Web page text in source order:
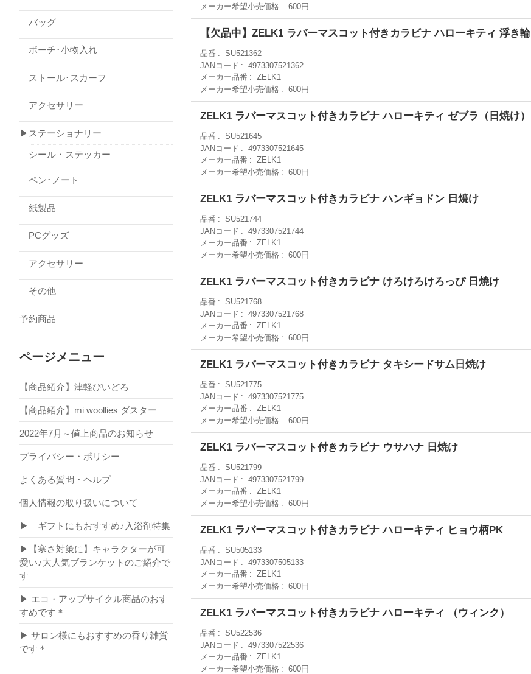
メーカー希望小売価格
600円
【欠品中】ZELK1 ラバーマスコット付きカラビナ ハローキティ 浮き輪
品番
SU521362
JANコード
4973307521362
メーカー品番
ZELK1
メーカー希望小売価格
600円
ZELK1 ラバーマスコット付きカラビナ ハローキティ ゼブラ（日焼け）
品番
SU521645
JANコード
4973307521645
メーカー品番
ZELK1
メーカー希望小売価格
600円
ZELK1 ラバーマスコット付きカラビナ ハンギョドン 日焼け
品番
SU521744
JANコード
4973307521744
メーカー品番
ZELK1
メーカー希望小売価格
600円
ZELK1 ラバーマスコット付きカラビナ けろけろけろっぴ 日焼け
品番
SU521768
JANコード
4973307521768
メーカー品番
ZELK1
メーカー希望小売価格
600円
ZELK1 ラバーマスコット付きカラビナ タキシードサム日焼け
品番
SU521775
JANコード
4973307521775
メーカー品番
ZELK1
メーカー希望小売価格
600円
ZELK1 ラバーマスコット付きカラビナ ウサハナ 日焼け
品番
SU521799
JANコード
4973307521799
メーカー品番
ZELK1
メーカー希望小売価格
600円
ZELK1 ラバーマスコット付きカラビナ ハローキティ ヒョウ柄PK
品番
SU505133
JANコード
4973307505133
メーカー品番
ZELK1
メーカー希望小売価格
600円
ZELK1 ラバーマスコット付きカラビナ ハローキティ （ウィンク）
品番
SU522536
JANコード
4973307522536
メーカー品番
ZELK1
メーカー希望小売価格
600円
バッグ
ポーチ･小物入れ
ストール･スカーフ
アクセサリー
▶ステーショナリー
シール・ステッカー
ペン･ノート
紙製品
PCグッズ
アクセサリー
その他
予約商品
ページメニュー
【商品紹介】津軽びいどろ
【商品紹介】mi woollies ダスター
2022年7月～値上商品のお知らせ
プライバシー・ポリシー
よくある質問・ヘルプ
個人情報の取り扱いについて
▶ ギフトにもおすすめ♪入浴剤特集
▶【寒さ対策に】キャラクターが可
愛い♪大人気ブランケットのご紹介で
す
▶ エコ・アップサイクル商品のおす
すめです＊
▶ サロン様にもおすすめの香り雑貨
です＊